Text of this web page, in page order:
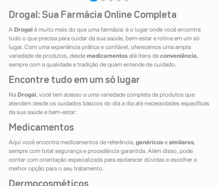
Drogal: Sua Farmácia Online Completa
A Drogal é muito mais do que uma farmácia: é o lugar onde você encontra
tudo o que precisa para cuidar da sua saúde, bem-estar e rotina em um só
lugar. Com uma experiência prática e confiável, oferecemos uma ampla
variedade de produtos, desde medicamentosaté itens de conveniência,
sempre com a qualidade e tradição de quem entende de cuidado.
Encontre tudo em um só lugar
Na Drogal , você tem acesso a uma variedade completa de produtos que
atendem desde os cuidados básicos do dia a dia até necessidades específicas
da sua saúde e bem-estar:
Medicamentos
Aqui você encontra medicamentos de referência, genéricose similares,
sempre com total segurança e procedência garantida. Além disso, pode
contar com orientação especializada para esclarecer dúvidas e escolher a
melhor opção para o seu tratamento.